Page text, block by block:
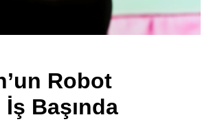
Robot
Başında